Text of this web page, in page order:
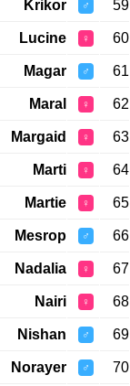
59
♂
Krikor
60
♀
Lucine
61
♂
Magar
62
♀
Maral
63
♀
Margaid
64
♀
Marti
65
♀
Martie
66
♂
Mesrop
67
♀
Nadalia
68
♀
Nairi
69
♂
Nishan
70
♂
Norayer